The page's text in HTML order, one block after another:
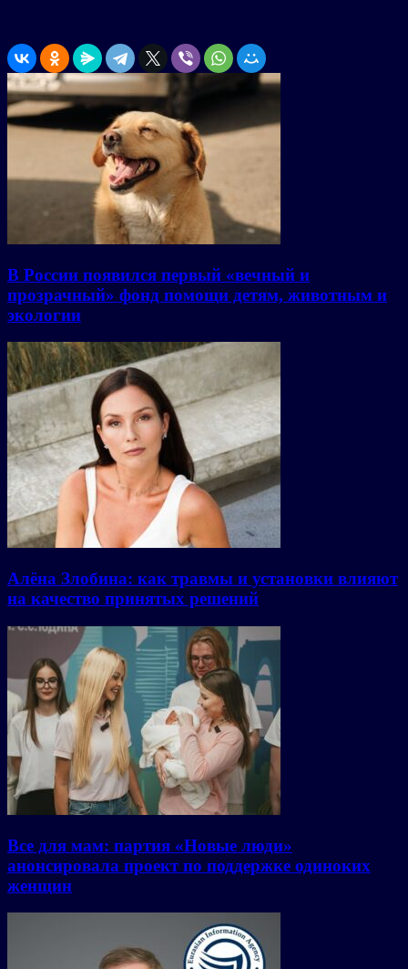
В России появился первый «вечный и
прозрачный» фонд помощи детям, животным и
экологии
Алёна Злобина: как травмы и установки влияют
на качество принятых решений
Все для мам: партия «Новые люди»
анонсировала проект по поддержке одиноких
женщин